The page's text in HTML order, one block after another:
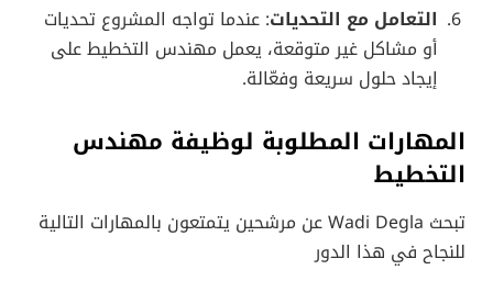
التعامل مع التحديات: عندما تواجه المشروع تحديات
أو مشاكل غير متوقعة، يعمل مهندس التخطيط على
إيجاد حلول سريعة وفعّالة.
المهارات المطلوبة لوظيفة مهندس
التخطيط
تبحث Wadi Degla عن مرشحين يتمتعون بالمهارات التالية
للنجاح في هذا الدور